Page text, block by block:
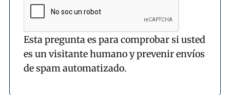
Esta pregunta es para comprobar si usted
es un visitante humano y prevenir envíos
de spam automatizado.